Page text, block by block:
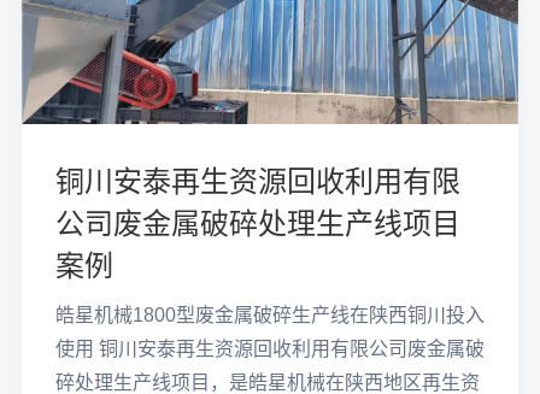
铜川安泰再生资源回收利用有限
公司废金属破碎处理生产线项目
案例
皓星机械1800型废金属破碎生产线在陕西铜川投入
使用 铜川安泰再生资源回收利用有限公司废金属破
碎处理生产线项目，是皓星机械在陕西地区再生资